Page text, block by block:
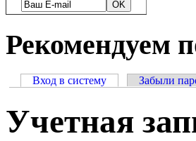
Рекомендуем
Вход в систему Забыли
Учетная